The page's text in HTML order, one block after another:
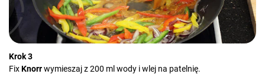
Krok 3
FixKnorrwymieszaj z 200 ml wody i wlej na patelnię.